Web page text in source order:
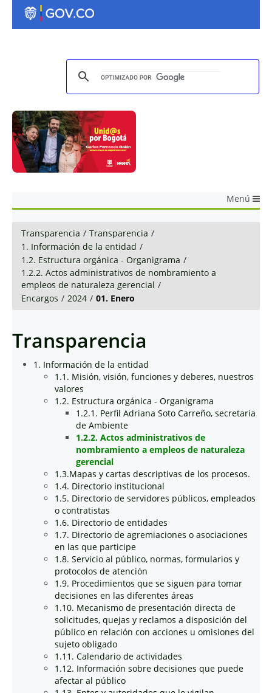
Menú
Transparencia / Transparencia /
1. Información de la entidad /
1.2. Estructura orgánica - Organigrama /
1.2.2. Actos administrativos de nombramiento a
empleos de naturaleza gerencial /
Encargos / 2024 / 01. Enero
Transparencia
1. Información de la entidad
1.1. Misión, visión, funciones y deberes, nuestros
valores
1.2. Estructura orgánica - Organigrama
1.2.1. Perfil Adriana Soto Carreño, secretaria
de Ambiente
1.2.2. Actos administrativos de
nombramiento a empleos de naturaleza
gerencial
1.3.Mapas y cartas descriptivas de los procesos.
1.4. Directorio institucional
1.5. Directorio de servidores públicos, empleados
o contratistas
1.6. Directorio de entidades
1.7. Directorio de agremiaciones o asociaciones
en las que participe
1.8. Servicio al público, normas, formularios y
protocolos de atención
1.9. Procedimientos que se siguen para tomar
decisiones en las diferentes áreas
1.10. Mecanismo de presentación directa de
solicitudes, quejas y reclamos a disposición del
público en relación con acciones u omisiones del
sujeto obligado
1.11. Calendario de actividades
1.12. Información sobre decisiones que puede
afectar al público